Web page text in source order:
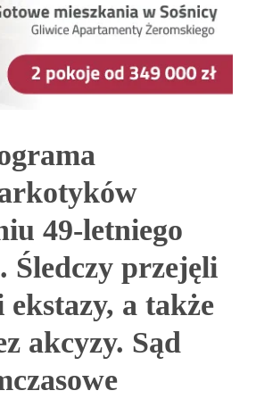
49-letniego
Śledczy przejęli
a także
akcyzy. Sąd